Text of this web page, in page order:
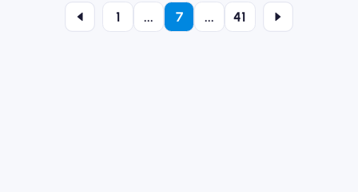
1 ... 7 ... 41